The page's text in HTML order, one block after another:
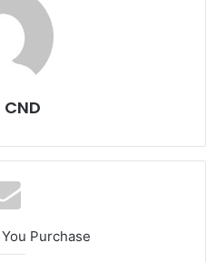
CND
Purchase